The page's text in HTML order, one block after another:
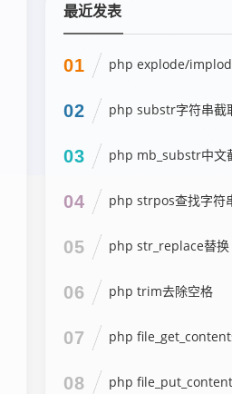
最近发表
01 php explode/
02 php substr字符串截
03 php mb_substr中文
04 php strpos查找字符
05 php str_replace替换
06 php trim去除空格
07 php
08 php